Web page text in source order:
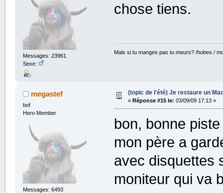
Messages: 23961
Sexe:
chose tiens.
Mais si tu manges pas tu meurs? /hobes /
megastef
bof
Hero Member
Messages: 6493
(topic de l'été) Je restaure un
« Réponse #15 le: 03/09/09 17:13 »
bon, bonne
mon père a
avec disquettes
moniteur qui va